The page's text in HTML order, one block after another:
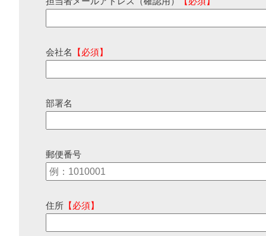
会社名 【必須】
部署名
郵便番号
住所 【必須】